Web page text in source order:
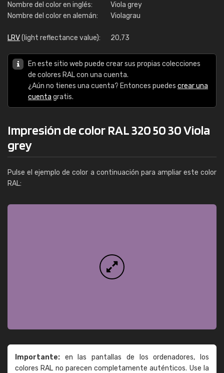
Nombre del color en inglés:
Viola grey
Nombre del color en alemán:
Violagrau
LRV(light reflectance value): 20,73
En este sitio web puede crear sus propias colecciones
de colores RAL con una cuenta.
¿Aún no tienes una cuenta? Entonces puedes crear una
cuenta gratis.
Impresión de color RAL 320 50 30 Viola
grey
Pulse el ejemplo de color a continuación para ampliar este color
RAL:
Importante: en las pantallas de los ordenadores, los
colores RAL no parecen completamente auténticos. Use la